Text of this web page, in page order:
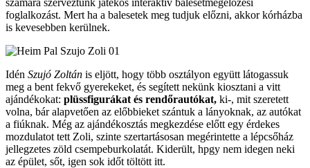
számára szerveztünk játékos interaktív balesetmegelőzési
foglalkozást. Mert ha a balesetek meg tudjuk előzni, akkor kórházba
is kevesebben kerülnek.
Idén Szujó Zoltán is eljött, hogy több osztályon együtt látogassuk
meg a bent fekvő gyerekeket, és segített nekünk kiosztani a vitt
ajándékokat: plüssfigurákat és rendőrautókat, ki-, mit szeretett
volna, bár alapvetően az előbbieket szántuk a lányoknak, az autókat
a fiúknak. Még az ajándékosztás megkezdése előtt egy érdekes
mozdulatot tett Zoli, szinte szertartásosan megérintette a lépcsőház
jellegzetes zöld csempeburkolatát. Kiderült, hpgy nem idegen neki
az épület, sőt, igen sok időt töltött itt.